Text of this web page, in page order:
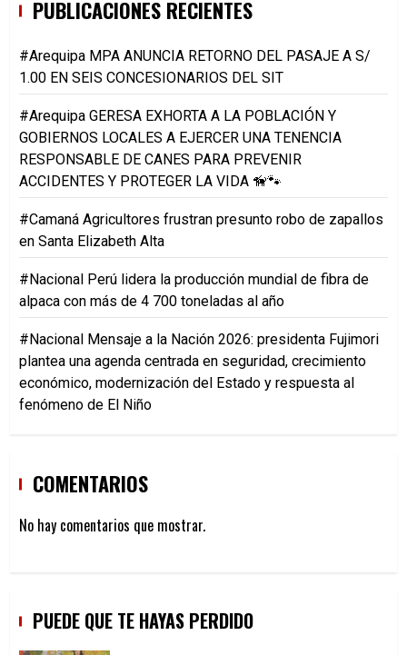
PUBLICACIONES RECIENTES
#Arequipa MPA ANUNCIA RETORNO DEL PASAJE A S/
1.00 EN SEIS CONCESIONARIOS DEL SIT
#Arequipa GERESA EXHORTA A LA POBLACIÓN Y
GOBIERNOS LOCALES A EJERCER UNA TENENCIA
RESPONSABLE DE CANES PARA PREVENIR
ACCIDENTES Y PROTEGER LA VIDA 🦮🐾
#Camaná Agricultores frustran presunto robo de zapallos
en Santa Elizabeth Alta
#Nacional Perú lidera la producción mundial de fibra de
alpaca con más de 4 700 toneladas al año
#Nacional Mensaje a la Nación 2026: presidenta Fujimori
plantea una agenda centrada en seguridad, crecimiento
económico, modernización del Estado y respuesta al
fenómeno de El Niño
COMENTARIOS
No hay comentarios que mostrar.
PUEDE QUE TE HAYAS PERDIDO